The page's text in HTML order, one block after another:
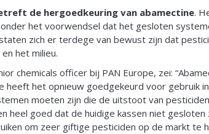
de hergoedkeuring van abamectine.
het voorwendsel dat het gesloten
zich er terdege van bewust zijn dat
het milieu.
chemicals officer bij PAN Europe, zei:
heeft het opnieuw goedgekeurd voor gebruik
moeten zijn die de uitstoot van
heel goed dat de huidige kassen niet gesloten
om zeer giftige pesticiden op de markt te